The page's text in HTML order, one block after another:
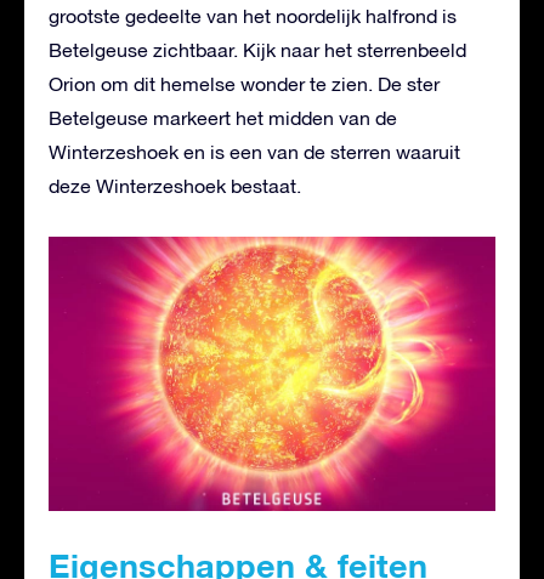
grootste gedeelte van het noordelijk halfrond is
Betelgeuse zichtbaar. Kijk naar het sterrenbeeld
Orion om dit hemelse wonder te zien. De ster
Betelgeuse markeert het midden van de
Winterzeshoek en is een van de sterren waaruit
deze Winterzeshoek bestaat.
Eigenschappen & feiten